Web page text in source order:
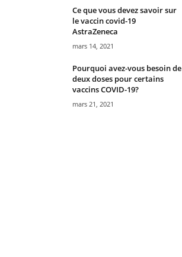
Ce que vous devez savoir sur
le vaccin covid-19
AstraZeneca
mars 14, 2021
Pourquoi avez-vous besoin de
deux doses pour certains
vaccins COVID-19?
mars 21, 2021